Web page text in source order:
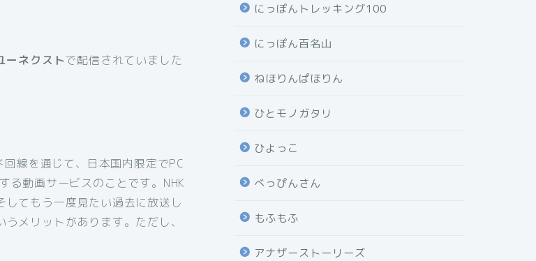
ーネクストで配信されていました
線を通じて、日本国内限定でPC
る動画サービスのことです。NHK
てもう一度見たい過去に放送し
メリットがあります。ただし、
にっぽんトレッキング100
にっぽん百名山
ねほりんぱほりん
ひとモノガタリ
ひよっこ
べっぴんさん
もふもふ
アナザーストーリーズ